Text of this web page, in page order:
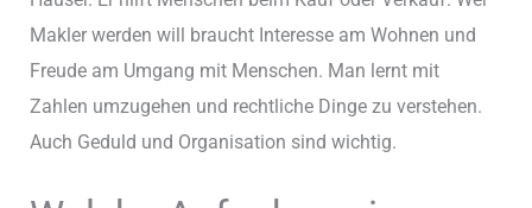
Makler werden will braucht Interesse am Wohnen und
Freude am Umgang mit Menschen. Man lernt mit
Zahlen umzugehen und rechtliche Dinge zu verstehen.
Auch Geduld und Organisation sind wichtig.